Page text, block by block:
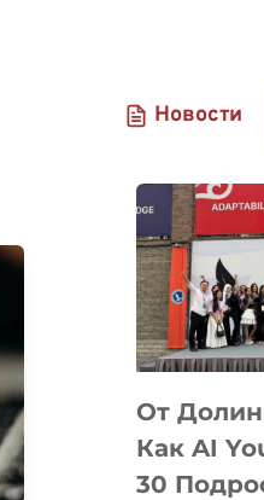
Новости
От
Как AI
30